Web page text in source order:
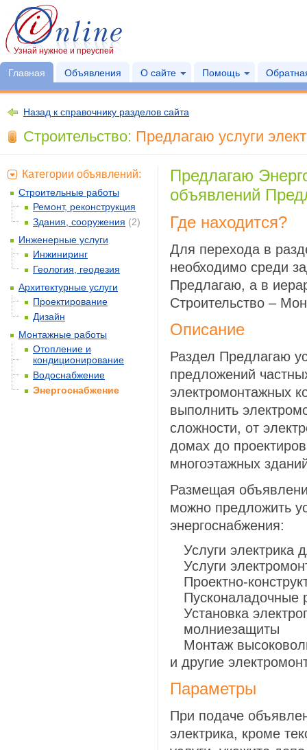
Узнай нужное и преуспей
Главная Объявления О сайте Помощь
Назад к справочнику разделов сайта
Строительство: Предлагаю услуги
Предлагаю
объявлений
Где находится?
Для перехода в
необходимо среди
Предлагаю, а в
Строительство –
Описание
Раздел Предлагаю
предложений
электромонтажных
выполнить
сложности, от
домах до
многоэтажных
Размещая
можно предложить
энергоснабжения:
Услуги электрика
Услуги
Проектно-
Пусконаладочные
Установка
молниезащиты
Монтаж
и другие
Параметры
При подаче
электрика, кроме
Категории объявлений:
Строительные работы
Ремонт, реконструкция
Здания, сооружения (2)
Инженерные услуги
Инжиниринг
Геология, геодезия
Архитектурные услуги
Проектирование
Дизайн
Монтажные работы
Отопление и
кондиционирование
Водоснабжение
Энергоснабжение